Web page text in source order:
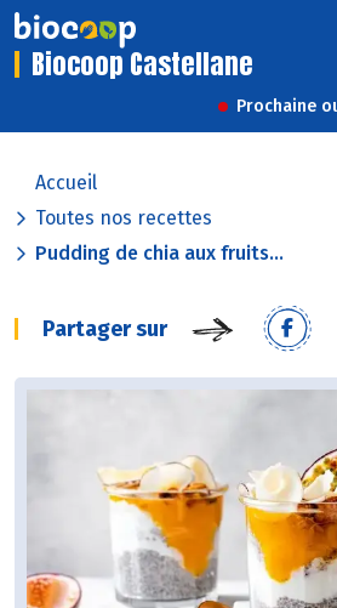
Biocoop Castellane
Prochaine
Accueil
Toutes nos recettes
Pudding de chia aux fruits...
Partager sur